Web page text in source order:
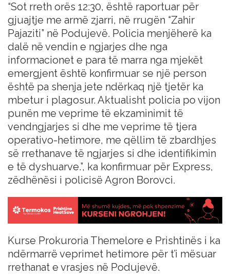
“Sot rreth orës 12:30, është raportuar për
gjuajtje me armë zjarri, në rrugën “Zahir
Pajaziti” në Podujevë. Policia menjëherë ka
dalë në vendin e ngjarjes dhe nga
informacionet e para të marra nga mjekët
emergjent është konfirmuar se një person
është pa shenja jete ndërkaq një tjetër ka
mbetur i plagosur. Aktualisht policia po vijon
punën me veprime të ekzaminimit të
vendngjarjes si dhe me veprime të tjera
operativo-hetimore, me qëllim të zbardhjes
së rrethanave të ngjarjes si dhe identifikimin
e të dyshuarve.”, ka konfirmuar për Express,
zëdhënësi i policisë Agron Borovci.
Kurse Prokuroria Themelore e Prishtinës i ka
ndërmarrë veprimet hetimore për t’i mësuar
rrethanat e vrasjes në Podujevë.